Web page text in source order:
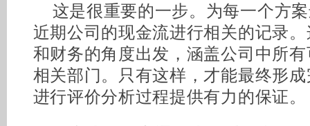
这是很重要的一步。为每一个方
近期公司的现金流进行相关的记录
和财务的角度出发，涵盖公司中所
相关部门。只有这样，才能最终形
进行评价分析过程提供有力的保证。